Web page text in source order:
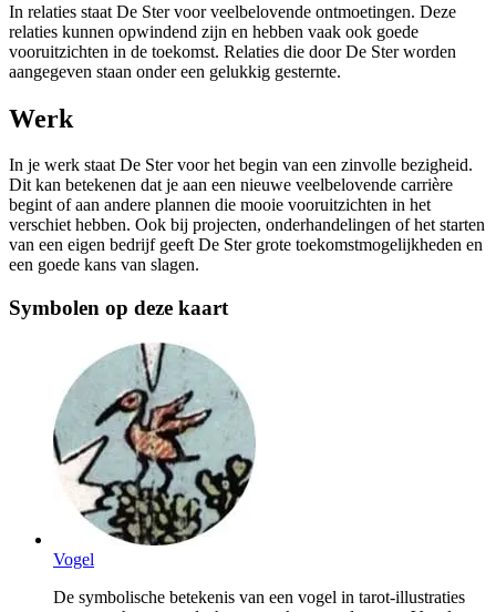
In relaties staat De Ster voor veelbelovende ontmoetingen. Deze
relaties kunnen opwindend zijn en hebben vaak ook goede
vooruitzichten in de toekomst. Relaties die door De Ster worden
aangegeven staan onder een gelukkig gesternte.
Werk
In je werk staat De Ster voor het begin van een zinvolle bezigheid.
Dit kan betekenen dat je aan een nieuwe veelbelovende carrière
begint of aan andere plannen die mooie vooruitzichten in het
verschiet hebben. Ook bij projecten, onderhandelingen of het starten
van een eigen bedrijf geeft De Ster grote toekomstmogelijkheden en
een goede kans van slagen.
Symbolen op deze kaart
Vogel
De symbolische betekenis van een vogel in tarot-illustraties